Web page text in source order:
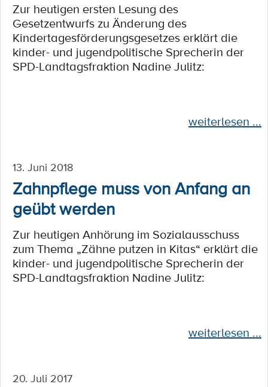
Zur heutigen ersten Lesung des
Gesetzentwurfs zu Änderung des
Kindertagesförderungsgesetzes erklärt die
kinder- und jugendpolitische Sprecherin der
SPD-Landtagsfraktion Nadine Julitz:
weiterlesen ...
13. Juni 2018
Zahnpflege muss von Anfang an
geübt werden
Zur heutigen Anhörung im Sozialausschuss
zum Thema „Zähne putzen in Kitas“ erklärt die
kinder- und jugendpolitische Sprecherin der
SPD-Landtagsfraktion Nadine Julitz:
weiterlesen ...
20. Juli 2017